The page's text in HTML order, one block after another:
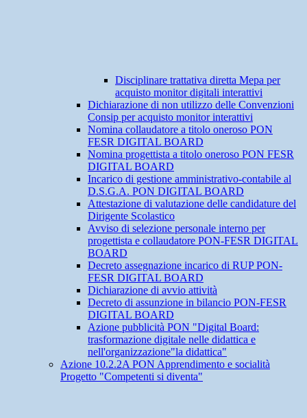
Disciplinare trattativa diretta Mepa per
acquisto monitor digitali interattivi
Dichiarazione di non utilizzo delle Convenzioni
Consip per acquisto monitor interattivi
Nomina collaudatore a titolo oneroso PON
FESR DIGITAL BOARD
Nomina progettista a titolo oneroso PON FESR
DIGITAL BOARD
Incarico di gestione amministrativo-contabile al
D.S.G.A. PON DIGITAL BOARD
Attestazione di valutazione delle candidature del
Dirigente Scolastico
Avviso di selezione personale interno per
progettista e collaudatore PON-FESR DIGITAL
BOARD
Decreto assegnazione incarico di RUP PON-
FESR DIGITAL BOARD
Dichiarazione di avvio attività
Decreto di assunzione in bilancio PON-FESR
DIGITAL BOARD
Azione pubblicità PON "Digital Board:
trasformazione digitale nelle didattica e
nell'organizzazione"la didattica"
Azione 10.2.2A PON Apprendimento e socialità
Progetto "Competenti si diventa"